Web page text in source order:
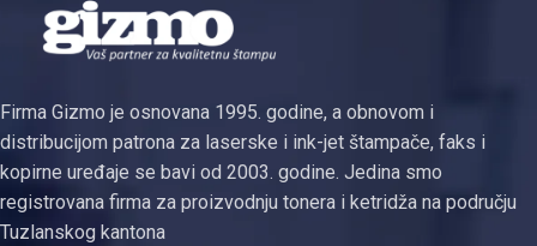
visokokvalitetne ink-patrone
kapaciteta
Firma Gizmo je osnovana 1995. godine, a obnovom i
distribucijom patrona za laserske i ink-jet štampače, faks i
kopirne uređaje se bavi od 2003. godine. Jedina smo
registrovana firma za proizvodnju tonera i ketridža na području
Tuzlanskog kantona